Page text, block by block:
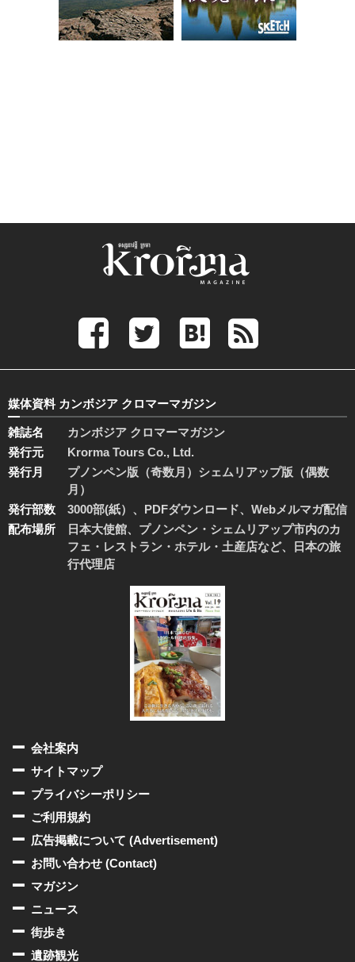
媒体資料 カンボジア クロマーマガジン
雑誌名
カンボジア クロマーマガジン
発行元
Krorma Tours Co., Ltd.
発行月
プノンペン版（奇数月）シェムリアップ版（偶数
月）
発行部数
3000部(紙）、PDFダウンロード、Webメルマガ配信
配布場所
日本大使館、プノンペン・シェムリアップ市内のカ
フェ・レストラン・ホテル・土産店など、日本の旅
行代理店
会社案内
サイトマップ
プライバシーポリシー
ご利用規約
広告掲載について (Advertisement)
お問い合わせ (Contact)
マガジン
ニュース
街歩き
遺跡観光